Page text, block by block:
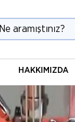
Ne aramıştınız?
HAKKIMIZDA